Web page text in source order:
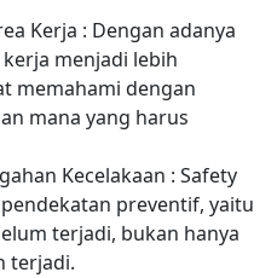
Kerja : Dengan adanya
menjadi lebih
memahami dengan
mana yang harus
Kecelakaan : Safety
preventif, yaitu
terjadi, bukan hanya
terjadi.